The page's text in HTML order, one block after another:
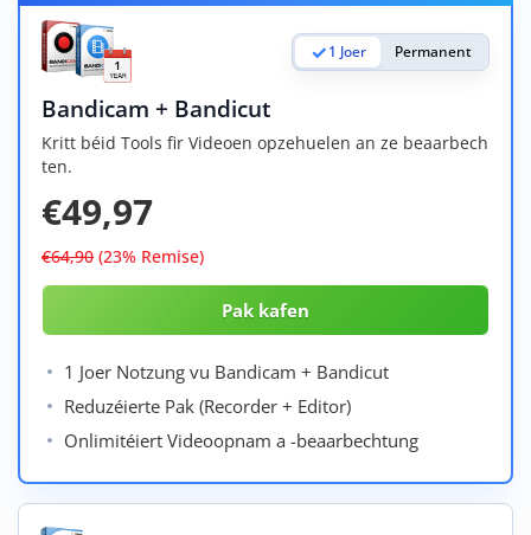
Bandicam + Bandicut
Kritt béid Tools fir Videoen opzehuelen an ze beaarbech
ten.
1 Joer Permanent
€49,97
€64,90 (23% Remise)
1 Joer Notzung vu Bandicam + Bandicut
Reduzéierte Pak (Recorder + Editor)
Onlimitéiert Videoopnam a -beaarbechtung